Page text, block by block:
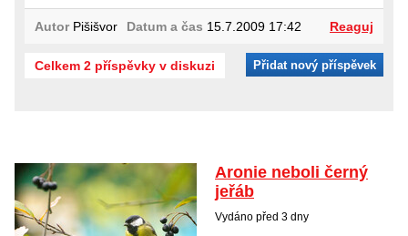
AutorPišišvor Datum a čas 15.7.2009 17:42 Reaguj
Celkem 2 příspěvky v diskuzi Přidat nový příspěvek
Aronie neboli černý
jeřáb
Vydáno před 3 dny